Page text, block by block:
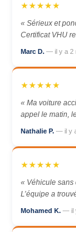
★★★★★
« Sérieux et
Certificat VHU
Marc D. — il y a 2
★★★★★
« Ma voiture
appel le matin,
Nathalie P. — il y
★★★★★
« Véhicule sans
L’équipe a
Mohamed K. — il